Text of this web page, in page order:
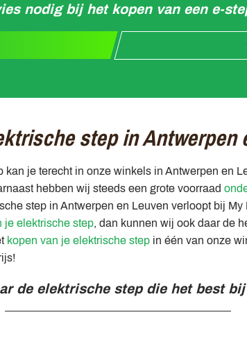
nodig bij het kopen van een e-
step in Antwerpen
je terecht in onze winkels in Antwerpen en
hebben wij steeds een grote voorraad
step in Antwerpen en Leuven verloopt bij
je elektrische step, dan kunnen wij ook daar de
kopen van je elektrische step in één van onze
de elektrische step die het best